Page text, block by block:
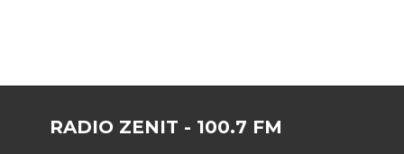
RADIO ZENIT - 100.7 FM